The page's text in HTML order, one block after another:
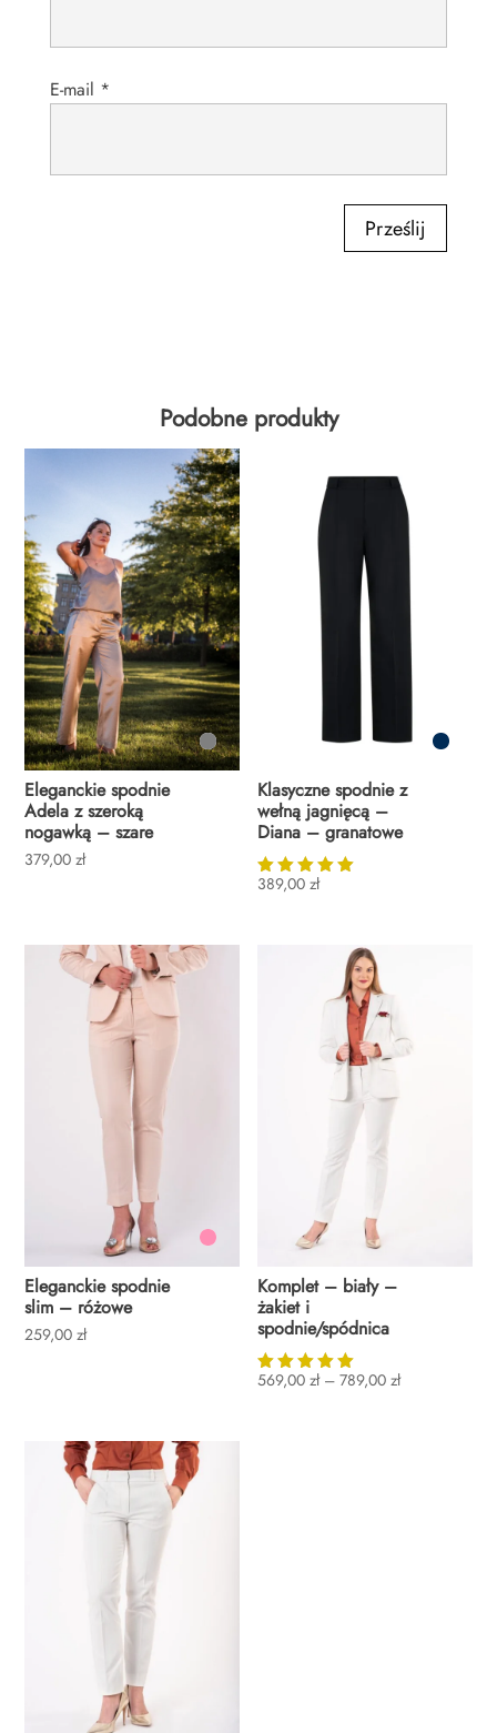
E-mail *
Prześlij
Podobne produkty
Eleganckie spodnie
Adela z szeroką
nogawką – szare
379,00zł
Klasyczne spodnie z
wełną jagnięcą –
Diana – granatowe
Oceniono
389,00zł
Eleganckie spodnie
slim – różowe
259,00zł
Komplet – biały –
żakiet i
spodnie/spódnica
Oceniono
569,00zł – 789,00złZakres